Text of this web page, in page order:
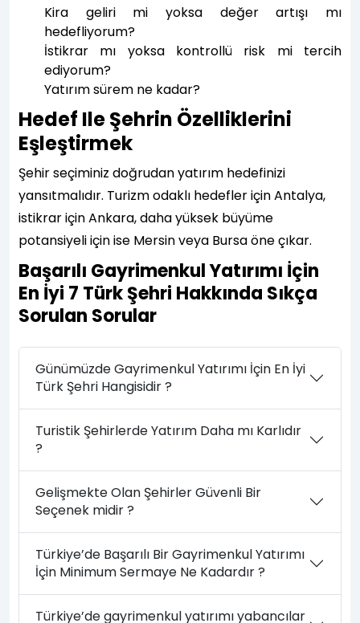
Kira geliri mi yoksa değer artışı mı
hedefliyorum?
İstikrar mı yoksa kontrollü risk mi tercih
ediyorum?
Yatırım sürem ne kadar?
Hedef Ile Şehrin Özelliklerini
Eşleştirmek
Şehir seçiminiz doğrudan yatırım hedefinizi
yansıtmalıdır. Turizm odaklı hedefler için Antalya,
istikrar için Ankara, daha yüksek büyüme
potansiyeli için ise Mersin veya Bursa öne çıkar.
Başarılı Gayrimenkul Yatırımı İçin
En İyi 7 Türk Şehri Hakkında Sıkça
Sorulan Sorular
Günümüzde Gayrimenkul Yatırımı İçin En İyi
Türk Şehri Hangisidir ?
Turistik Şehirlerde Yatırım Daha mı Karlıdır
?
Gelişmekte Olan Şehirler Güvenli Bir
Seçenek midir ?
Türkiye’de Başarılı Bir Gayrimenkul Yatırımı
İçin Minimum Sermaye Ne Kadardır ?
Türkiye’de gayrimenkul yatırımı yabancılar